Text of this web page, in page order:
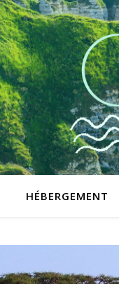
HÉBERGEMENT